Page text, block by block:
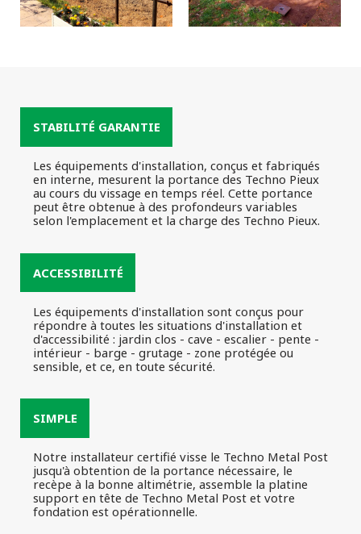
STABILITÉ GARANTIE
Les équipements d'installation, conçus et fabriqués
en interne, mesurent la portance des Techno Pieux
au cours du vissage en temps réel. Cette portance
peut être obtenue à des profondeurs variables
selon l'emplacement et la charge des Techno Pieux.
ACCESSIBILITÉ
Les équipements d'installation sont conçus pour
répondre à toutes les situations d'installation et
d'accessibilité : jardin clos - cave - escalier - pente -
intérieur - barge - grutage - zone protégée ou
sensible, et ce, en toute sécurité.
SIMPLE
Notre installateur certifié visse le Techno Metal Post
jusqu'à obtention de la portance nécessaire, le
recèpe à la bonne altimétrie, assemble la platine
support en tête de Techno Metal Post et votre
fondation est opérationnelle.